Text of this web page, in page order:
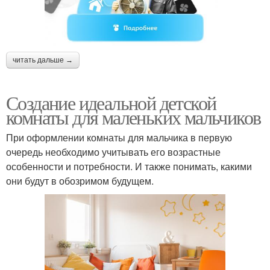
читать дальше →
Создание идеальной детской
комнаты для маленьких мальчиков
При оформлении комнаты для мальчика в первую
очередь необходимо учитывать его возрастные
особенности и потребности. И также понимать, какими
они будут в обозримом будущем.